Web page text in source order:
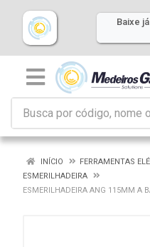
Baixe
INÍCIO
FERRAMENTAS
ESMERILHADEIRA
ESMERILHADEIRA ANG 115MM A